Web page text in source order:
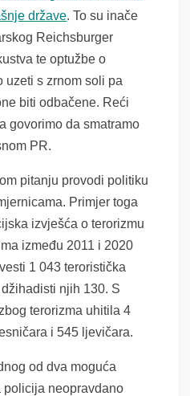
države. To su inače
Reichsburger
te optužbe o
uzeti s zrnom soli pa
biti odbačene. Reći
govorimo da smatramo
PR.
pitanju provodi politiku
Primjer toga
izvješća o terorizmu
između 2011 i 2020
1 043 teroristička
njih 130. S
terorizma uhitila 4
i 545 ljevičara.
od dva moguća
policija neopravdano